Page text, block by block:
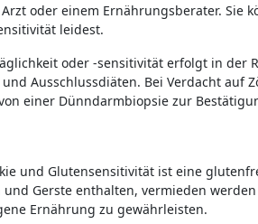
oder einem Ernährungsberater. Sie
leidest.
oder -sensitivität erfolgt in der
Ausschlussdiäten. Bei Verdacht auf
einer Dünndarmbiopsie zur
und Glutensensitivität ist eine
und Gerste enthalten, vermieden
Ernährung zu gewährleisten.